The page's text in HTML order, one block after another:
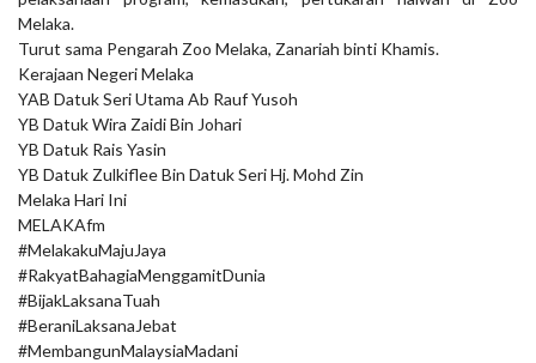
Melaka.
Turut sama Pengarah Zoo Melaka, Zanariah binti Khamis.
Kerajaan Negeri Melaka
YAB Datuk Seri Utama Ab Rauf Yusoh
YB Datuk Wira Zaidi Bin Johari
YB Datuk Rais Yasin
YB Datuk Zulkiflee Bin Datuk Seri Hj. Mohd Zin
Melaka Hari Ini
MELAKAfm
#MelakakuMajuJaya
#RakyatBahagiaMenggamitDunia
#BijakLaksanaTuah
#BeraniLaksanaJebat
#MembangunMalaysiaMadani